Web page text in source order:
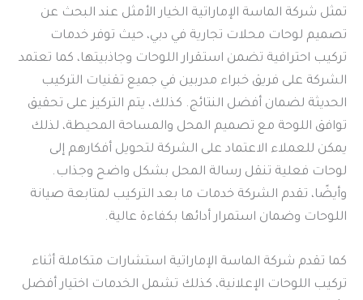
تمثل شركة الماسة الإماراتية الخيار الأمثل عند البحث عن
تصميم لوحات محلات تجارية في دبي، حيث توفر خدمات
تركيب احترافية تضمن استقرار اللوحات وجاذبيتها، كما تعتمد
الشركة على فريق خبراء مدربين في جميع تقنيات التركيب
الحديثة لضمان أفضل النتائج. كذلك، يتم التركيز على تحقيق
توافق اللوحة مع تصميم المحل والمساحة المحيطة، لذلك
يمكن للعملاء الاعتماد على الشركة لتحويل أفكارهم إلى
لوحات فعلية تنقل رسالة المحل بشكل واضح وجذاب.
وأيضًا، تقدم الشركة خدمات ما بعد التركيب لمتابعة صيانة
اللوحات وضمان استمرار أدائها بكفاءة عالية.
كما تقدم شركة الماسة الإماراتية استشارات متكاملة أثناء
تركيب اللوحات الإعلانية، كذلك تشمل الخدمات اختيار أفضل